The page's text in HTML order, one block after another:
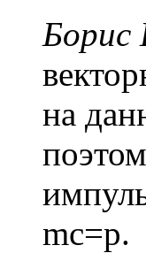
Борис
на
mc=p.